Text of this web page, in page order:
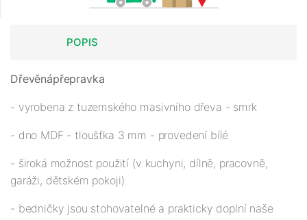
POPIS
Dřevěnápřepravka
- vyrobena z tuzemského masivního dřeva - smrk
- dno MDF - tloušťka 3 mm - provedení bílé
- široká možnost použití (v kuchyni, dílně, pracovně,
garáži, dětském pokoji)
- bedničky jsou stohovatelné a prakticky doplní naše